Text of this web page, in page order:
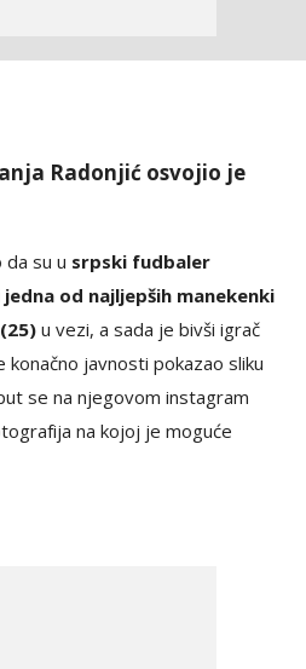
Radonjić osvojio je
da su u srpski fudbaler
od najljepših manekenki
u vezi, a sada je bivši igrač
konačno javnosti pokazao sliku
se na njegovom instagram
na kojoj je moguće